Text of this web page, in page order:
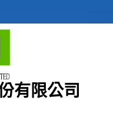
有限公司